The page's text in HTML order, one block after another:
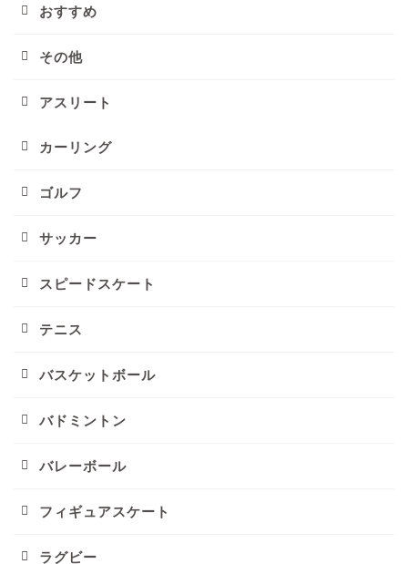
おすすめ
その他
アスリート
カーリング
ゴルフ
サッカー
スピードスケート
テニス
バスケットボール
バドミントン
バレーボール
フィギュアスケート
ラグビー